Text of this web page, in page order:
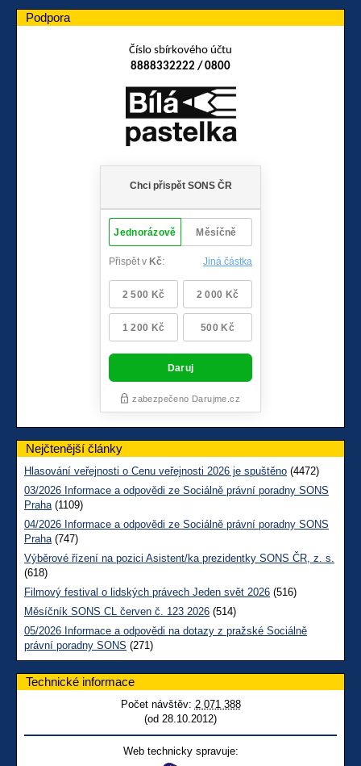
Podpora
Číslo sbírkového účtu
8888332222 / 0800
Nejčtenější články
Hlasování veřejnosti o Cenu veřejnosti 2026 je spuštěno (4472)
03/2026 Informace a odpovědi ze Sociálně právní poradny SONS
Praha(1109)
04/2026 Informace a odpovědi ze Sociálně právní poradny SONS
Praha(747)
Výběrové řízení na pozici Asistent/ka prezidentky SONS ČR, z. s.
(618)
Filmový festival o lidských právech Jeden svět 2026 (516)
Měsíčník SONS CL červen č. 123 2026 (514)
05/2026 Informace a odpovědi na dotazy z pražské Sociálně
právní poradny SONS (271)
Technické informace
Počet návštěv: 2 071 388
(od 28.10.2012)
Web technicky spravuje: